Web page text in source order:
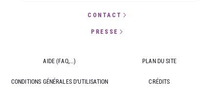
CONTACT
PRESSE
AIDE (FAQ,...) PLAN DU SITE
CONDITIONS GÉNÉRALES D'UTILISATION CRÉDITS